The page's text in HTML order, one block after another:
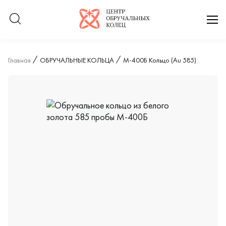
Логотип компании
Главная ОБРУЧАЛЬНЫЕ КОЛЬЦА М-400Б Кольцо (Au 585)